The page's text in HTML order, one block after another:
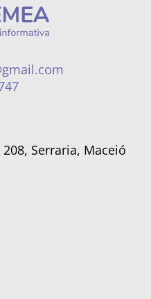
Serraria, Maceió